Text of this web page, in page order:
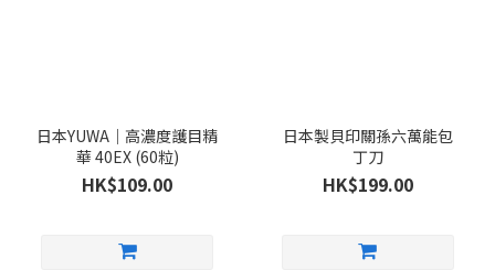
日本YUWA｜高濃度護目精
華 40EX (60粒)
HK$109.00
日本製貝印關孫六萬能包
丁刀
HK$199.00